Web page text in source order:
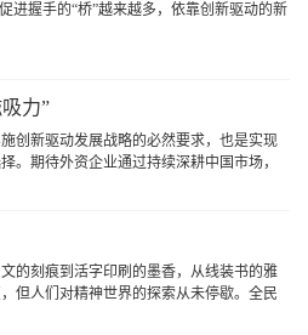
进握手的“桥”越来越多，依靠创新驱动的新
力”
创新驱动发展战略的必然要求，也是实现
。期待外资企业通过持续深耕中国市场，
高质量发展红利，实现在中国、惠全球的
的刻痕到活字印刷的墨香，从线装书的雅
但人们对精神世界的探索从未停歇。全民
在文字中遇见更好的自己，让整个民族在